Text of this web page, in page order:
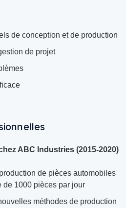
de conception et de production
de projet
ABC Industries (2015-2020)
de pièces automobiles
de 1000 pièces par jour
méthodes de production